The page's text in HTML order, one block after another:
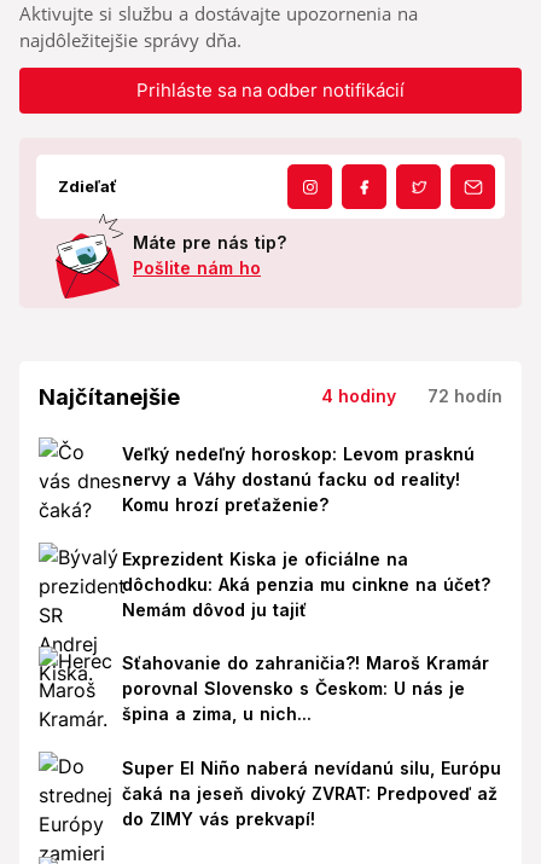
Aktivujte si službu a dostávajte upozornenia na
najdôležitejšie správy dňa.
Prihláste sa na odber notifikácií
Zdieľať
Máte pre nás tip?
Pošlite nám ho
Najčítanejšie 4 hodiny 72 hodín
Veľký nedeľný horoskop: Levom prasknú
nervy a Váhy dostanú facku od reality!
Komu hrozí preťaženie?
Exprezident Kiska je oficiálne na
dôchodku: Aká penzia mu cinkne na účet?
Nemám dôvod ju tajiť
Sťahovanie do zahraničia?! Maroš Kramár
porovnal Slovensko s Českom: U nás je
špina a zima, u nich...
Super El Niño naberá nevídanú silu, Európu
čaká na jeseň divoký ZVRAT: Predpoveď až
do ZIMY vás prekvapí!